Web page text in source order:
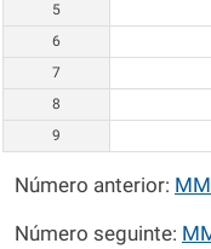
5
6
7
8
9
Número anterior:
Número seguinte: